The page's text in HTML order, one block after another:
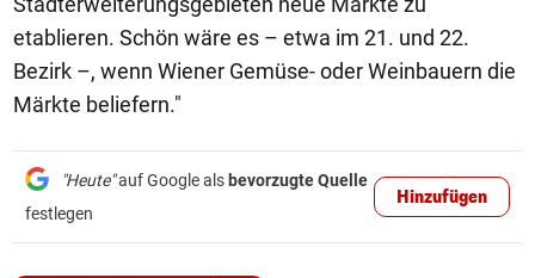
etablieren. Schön wäre es – etwa im 21. und 22.
Bezirk –, wenn Wiener Gemüse- oder Weinbauern die
Märkte beliefern."
"Heute"auf Google als bevorzugte Quelle
festlegen
Hinzufügen